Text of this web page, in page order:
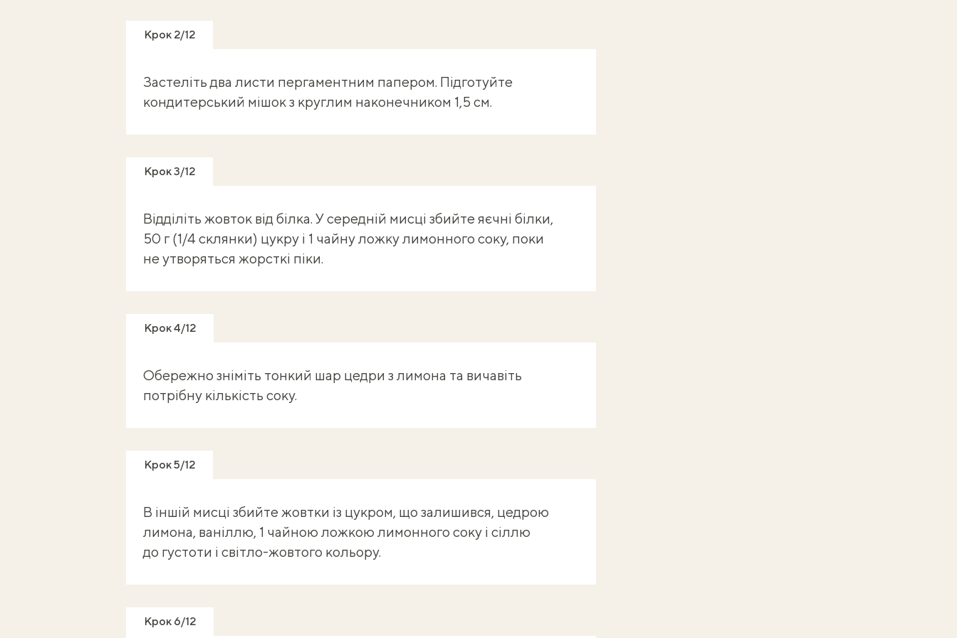
Крок 2/12
Застеліть два листи пергаментним папером. Підготуйте
кондитерський мішок з круглим наконечником 1,5 см.
Крок 3/12
Відділіть жовток від білка. У середній мисці збийте яєчні білки,
50 г (1/4 склянки) цукру і 1 чайну ложку лимонного соку, поки
не утворяться жорсткі піки.
Крок 4/12
Обережно зніміть тонкий шар цедри з лимона та вичавіть
потрібну кількість соку.
Крок 5/12
В іншій мисці збийте жовтки із цукром, що залишився, цедрою
лимона, ваніллю, 1 чайною ложкою лимонного соку і сіллю
до густоти і світло-жовтого кольору.
Крок 6/12